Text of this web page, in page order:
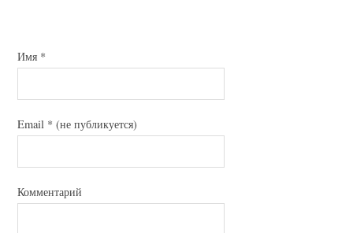
Имя *
Email * (не публикуется)
Комментарий